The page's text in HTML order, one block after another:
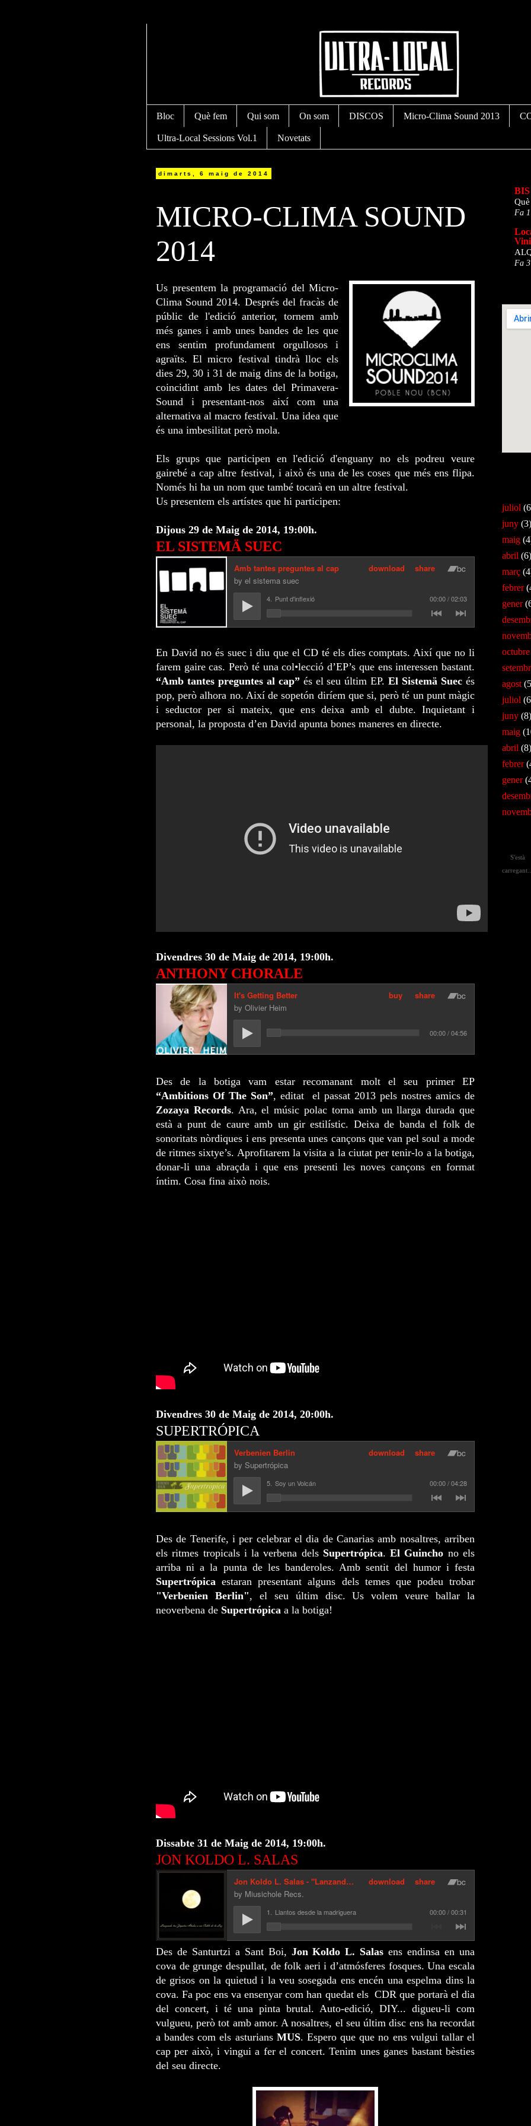
Bloc Què fem Qui som On som DISCOS Micro-Clima Sound 2013
Ultra-Local Sessions Vol.1 Novetats
dimarts, 6 maig de 2014
MICRO-CLIMA SOUND
2014
Us presentem la programació del Micro-
Clima Sound 2014. Després del fracàs de
públic de l'edició anterior, tornem amb
més ganes i amb unes bandes de les que
ens sentim profundament orgullosos i
agraïts. El micro festival tindrà lloc els
dies 29, 30 i 31 de maig dins de la botiga,
coincidint amb les dates del Primavera-
Sound i presentant-nos així com una
alternativa al macro festival. Una idea que
és una imbesilitat però mola.
Els grups que participen en l'edició d'enguany no els podreu veure
gairebé a cap altre festival, i això és una de les coses que més ens flipa.
Només hi ha un nom que també tocarà en un altre festival.
Us presentem els artístes que hi participen:
Dijous 29 de Maig de 2014, 19:00h.
EL SISTEMÄ SUEC
En David no és suec i diu que el CD té els dies comptats. Així que no li
farem gaire cas. Però té una col•lecció d’EP’s que ens interessen bastant.
“Amb tantes preguntes al cap”és el seu últim EP.El Sistemä Suec és
pop, però alhora no. Així de sopetón diríem que si, però té un punt màgic
i seductor per si mateix, que ens deixa amb el dubte. Inquietant i
personal, la proposta d’en David apunta bones maneres en directe.
Divendres 30 de Maig de 2014, 19:00h.
ANTHONY CHORALE
Des de la botiga vam estar recomanant molt el seu primer EP
“Ambitions Of The Son”, editat el passat 2013 pels nostres amics de
Zozaya Records. Ara, el músic polac torna amb un llarga durada que
està a punt de caure amb un gir estilístic. Deixa de banda el folk de
sonoritats nòrdiques i ens presenta unes cançons que van pel soul a mode
de ritmes sixtye’s. Aprofitarem la visita a la ciutat per tenir-lo a la botiga,
donar-li una abraçda i que ens presenti les noves cançons en format
íntim. Cosa fina això nois.
Divendres 30 de Maig de 2014, 20:00h.
SUPERTRÓPICA
Des de Tenerife, i per celebrar el dia de Canarias amb nosaltres, arriben
els ritmes tropicals i la verbena dels Supertrópica.El Guincho no els
arriba ni a la punta de les banderoles. Amb sentit del humor i festa
Supertrópica estaran presentant alguns dels temes que podeu trobar
"Verbenien Berlin", el seu últim disc. Us volem veure ballar la
neoverbena de Supertrópica a la botiga!
Dissabte 31 de Maig de 2014, 19:00h.
JON KOLDO L. SALAS
Des de Santurtzi a Sant Boi, Jon Koldo L. Salas ens endinsa en una
cova de grunge despullat, de folk aeri i d’atmósferes fosques. Una escala
de grisos on la quietud i la veu sosegada ens encén una espelma dins la
cova. Fa poc ens va ensenyar com han quedat els CDR que portarà el dia
del concert, i té una pinta brutal. Auto-edició, DIY... digueu-li com
vulgueu, però tot amb amor. A nosaltres, el seu últim disc ens ha recordat
a bandes com els asturians MUS. Espero que que no ens vulgui tallar el
cap per això, i vingui a fer el concert. Tenim unes ganes bastant bèsties
del seu directe.
BIS
Fa 1
Fa
juliol
juny (3)
maig
abril (6)
març
febrer
gener
octubre
agost
juliol
juny (8)
maig
abril (8)
febrer
gener
S'està
carregant...